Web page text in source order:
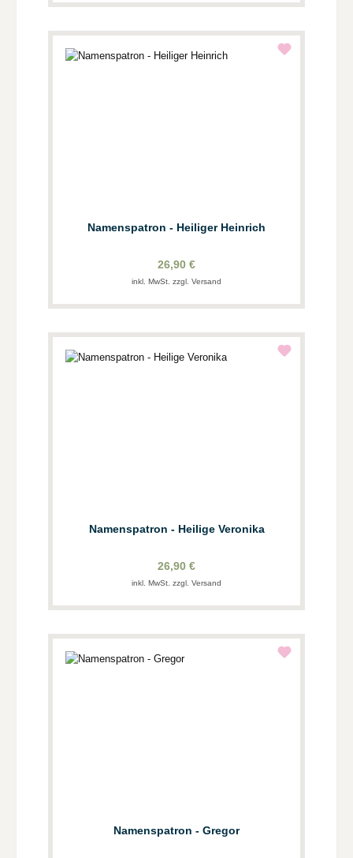
Namenspatron - Heiliger Heinrich
26,90 €
inkl. MwSt. zzgl. Versand
Namenspatron - Heilige Veronika
26,90 €
inkl. MwSt. zzgl. Versand
Namenspatron - Gregor